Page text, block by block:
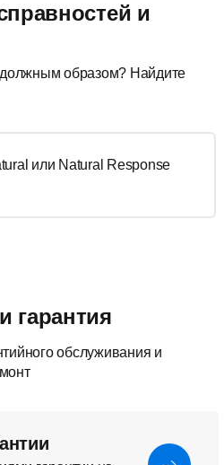
и
образом? Найдите
или Natural Response
гарантия
обслуживания и